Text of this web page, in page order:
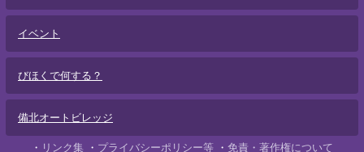
イベント
びほくで何する？
備北オートビレッジ
リンク集 プライバシーポリシー等 免責・著作権について